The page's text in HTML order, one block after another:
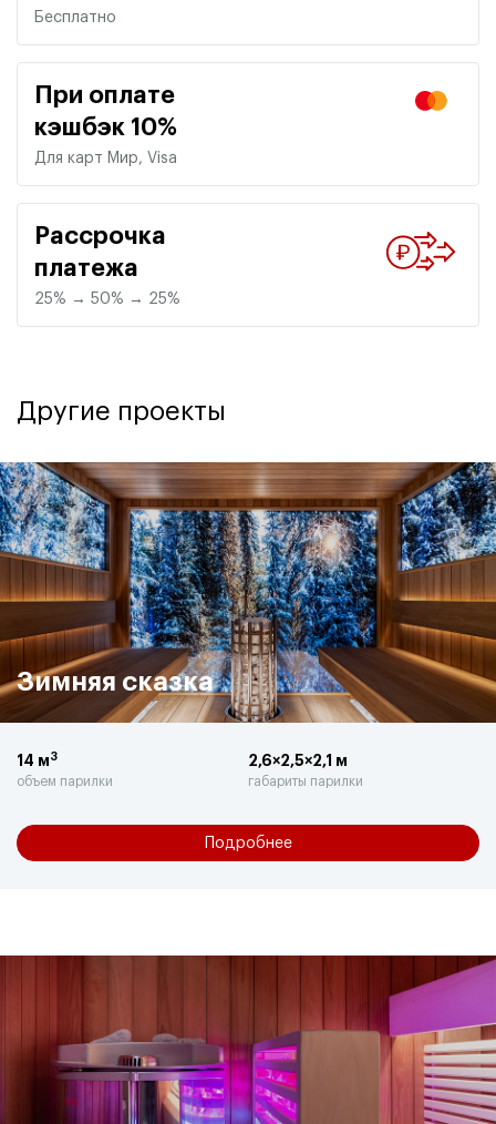
Бесплатно
При оплате
кэшбэк 10%
Для карт Мир, Visa
Рассрочка
платежа
25% → 50% → 25%
Другие проекты
Зимняя сказка
14 м3
объем парилки
2,6×2,5×2,1 м
габариты парилки
Подробнее